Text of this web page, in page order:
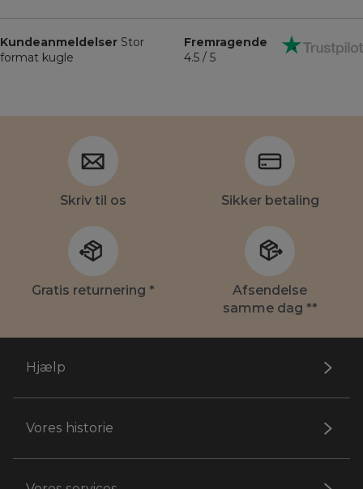
Kundeanmeldelser Stor
format kugle
Fremragende
4.5 / 5
Skriv til os Sikker betaling
Gratis returnering *
Afsendelse
samme dag **
Hjælp
Vores historie